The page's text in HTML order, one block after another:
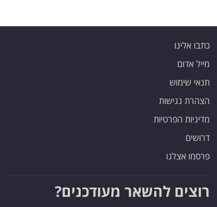
כתבו אלינו
מייל אדום
תנאי שימוש
הצהרת נגישות
מדיניות הפרטיות
דרושים
פרסמו אצלנו
רוצים להשאר מעודכנים?